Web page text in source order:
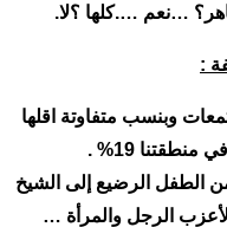
…نعم ….كلها ؟لا.
:
وبنسب متفاوتة اقلها
الطفل الرضيع إلى الشيخ
الرجل والمرأة …